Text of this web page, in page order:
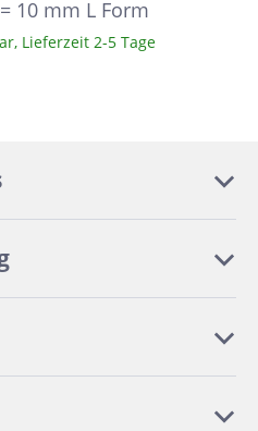
10 mm L Form
Lieferzeit 2-5 Tage